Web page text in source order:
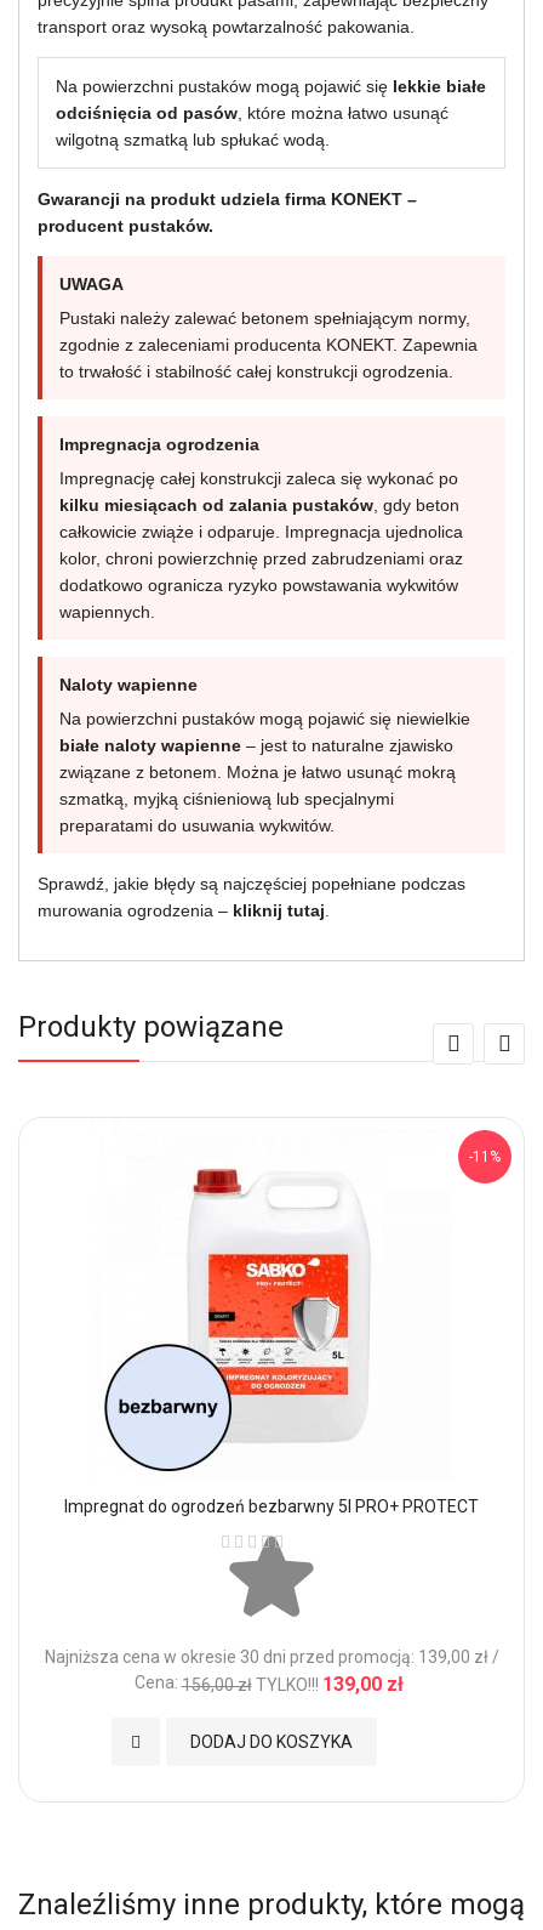
transport oraz wysoką powtarzalność pakowania.
Na powierzchni pustaków mogą pojawić się lekkie białe
odciśnięcia od pasów , które można łatwo usunąć
wilgotną szmatką lub spłukać wodą.
Gwarancji na produkt udziela firma KONEKT –
producent pustaków.
UWAGA
Pustaki należy zalewać betonem spełniającym normy,
zgodnie z zaleceniami producenta KONEKT. Zapewnia
to trwałość i stabilność całej konstrukcji ogrodzenia.
Impregnacja ogrodzenia
Impregnację całej konstrukcji zaleca się wykonać po
kilku miesiącach od zalania pustaków , gdy beton
całkowicie zwiąże i odparuje. Impregnacja ujednolica
kolor, chroni powierzchnię przed zabrudzeniami oraz
dodatkowo ogranicza ryzyko powstawania wykwitów
wapiennych.
Naloty wapienne
Na powierzchni pustaków mogą pojawić się niewielkie
białe naloty wapienne – jest to naturalne zjawisko
związane z betonem. Można je łatwo usunąć mokrą
szmatką, myjką ciśnieniową lub specjalnymi
preparatami do usuwania wykwitów.
Sprawdź, jakie błędy są najczęściej popełniane podczas
murowania ogrodzenia – kliknij tutaj
Produkty powiązane
-11%
Impregnat do ogrodzeń bezbarwny 5l PRO+ PROTECT
Ocena:
Najniższa cena w okresie 30 dni przed promocją: 139,00 zł /
Cena: 156,00 zł TYLKO!!! 139,00 zł
DODAJ DO KOSZYKA
Dodaj do Ulubionych
Znaleźliśmy inne produkty, które mogą